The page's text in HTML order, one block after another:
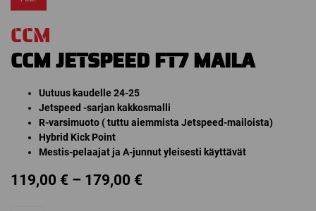
CCM
CCM JETSPEED FT7 MAILA
Uutuus kaudelle 24-25
Jetspeed -sarjan kakkosmalli
R-varsimuoto ( tuttu aiemmista Jetspeed-mailoista)
Hybrid Kick Point
Mestis-pelaajat ja A-junnut yleisesti käyttävät
119,00 € – 179,00 €